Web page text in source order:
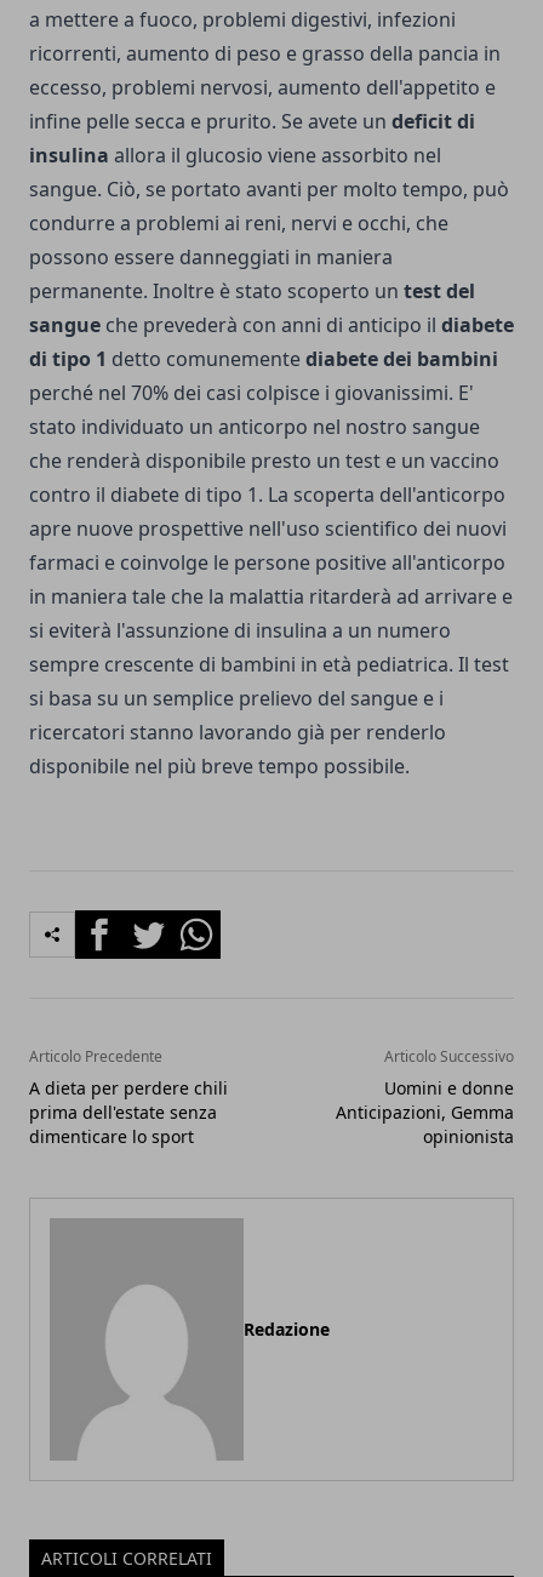
a mettere a fuoco, problemi digestivi, infezioni
ricorrenti, aumento di peso e grasso della pancia in
eccesso, problemi nervosi, aumento dell'appetito e
infine pelle secca e prurito. Se avete un deficit di
insulina allora il glucosio viene assorbito nel
sangue. Ciò, se portato avanti per molto tempo, può
condurre a problemi ai reni, nervi e occhi, che
possono essere danneggiati in maniera
permanente. Inoltre è stato scoperto un test del
sangue che prevederà con anni di anticipo il diabete
di tipo 1 detto comunementediabete dei bambini
perché nel 70% dei casi colpisce i giovanissimi. E'
stato individuato un anticorpo nel nostro sangue
che renderà disponibile presto un test e un vaccino
contro il diabete di tipo 1. La scoperta dell'anticorpo
apre nuove prospettive nell'uso scientifico dei nuovi
farmaci e coinvolge le persone positive all'anticorpo
in maniera tale che la malattia ritarderà ad arrivare e
si eviterà l'assunzione di insulina a un numero
sempre crescente di bambini in età pediatrica. Il test
si basa su un semplice prelievo del sangue e i
ricercatori stanno lavorando già per renderlo
disponibile nel più breve tempo possibile.
FacebookTwitterWhatsapp
Articolo Precedente
A dieta per perdere chili
prima dell'estate senza
dimenticare lo sport
Articolo Successivo
Uomini e donne
Anticipazioni, Gemma
opinionista
Redazione
ARTICOLI CORRELATI